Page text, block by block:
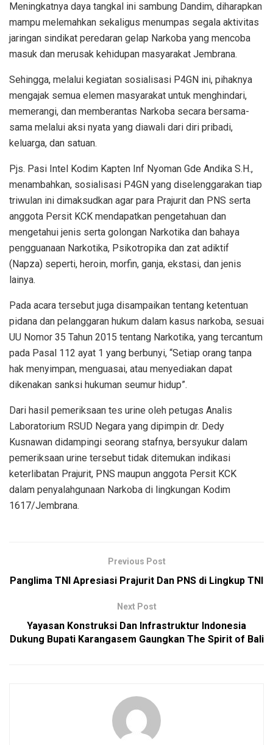
Meningkatnya daya tangkal ini sambung Dandim, diharapkan
mampu melemahkan sekaligus menumpas segala aktivitas
jaringan sindikat peredaran gelap Narkoba yang mencoba
masuk dan merusak kehidupan masyarakat Jembrana.
Sehingga, melalui kegiatan sosialisasi P4GN ini, pihaknya
mengajak semua elemen masyarakat untuk menghindari,
memerangi, dan memberantas Narkoba secara bersama-
sama melalui aksi nyata yang diawali dari diri pribadi,
keluarga, dan satuan.
Pjs. Pasi Intel Kodim Kapten Inf Nyoman Gde Andika S.H.,
menambahkan, sosialisasi P4GN yang diselenggarakan tiap
triwulan ini dimaksudkan agar para Prajurit dan PNS serta
anggota Persit KCK mendapatkan pengetahuan dan
mengetahui jenis serta golongan Narkotika dan bahaya
pengguanaan Narkotika, Psikotropika dan zat adiktif
(Napza) seperti, heroin, morfin, ganja, ekstasi, dan jenis
lainya.
Pada acara tersebut juga disampaikan tentang ketentuan
pidana dan pelanggaran hukum dalam kasus narkoba, sesuai
UU Nomor 35 Tahun 2015 tentang Narkotika, yang tercantum
pada Pasal 112 ayat 1 yang berbunyi, “Setiap orang tanpa
hak menyimpan, menguasai, atau menyediakan dapat
dikenakan sanksi hukuman seumur hidup”.
Dari hasil pemeriksaan tes urine oleh petugas Analis
Laboratorium RSUD Negara yang dipimpin dr. Dedy
Kusnawan didampingi seorang stafnya, bersyukur dalam
pemeriksaan urine tersebut tidak ditemukan indikasi
keterlibatan Prajurit, PNS maupun anggota Persit KCK
dalam penyalahgunaan Narkoba di lingkungan Kodim
1617/Jembrana.
Previous Post
Panglima TNI Apresiasi Prajurit Dan PNS di Lingkup TNI
Next Post
Yayasan Konstruksi Dan Infrastruktur Indonesia
Dukung Bupati Karangasem Gaungkan The Spirit of Bali